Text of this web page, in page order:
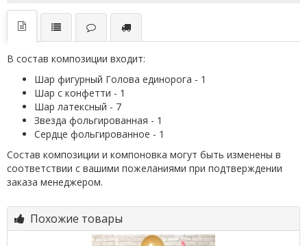
В состав композиции входит:
Шар фигурный Голова единорога - 1
Шар с конфетти - 1
Шар латексный - 7
Звезда фольгированная - 1
Сердце фольгированное - 1
Состав композиции и компоновка могут быть изменены в
соответствии с вашими пожеланиями при подтверждении
заказа менеджером.
Похожие товары